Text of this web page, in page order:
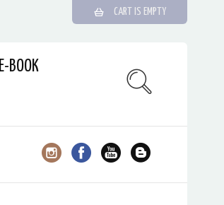
CART IS EMPTY
E-BOOK